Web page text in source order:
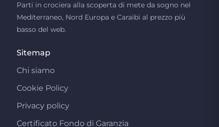
Parti in crociera alla scoperta di mete da sogno nel
Mediterraneo, Nord Europa e Caraibi al prezzo più
basso del web.
Sitemap
Chi siamo
Cookie Policy
Privacy policy
Certificato Fondo di Garanzia